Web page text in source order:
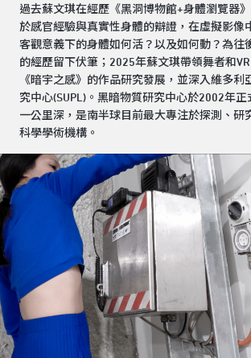
過去蘇文琪在經歷《黑洞博物館+身體瀏覽器
於感官經驗與真實性身體的辯證，在虛擬影像
客觀意義下的身體如何活？以及如何動？為往
的經歷留下伏筆；2025年蘇文琪帶領舞者和
《暗宇之感》的作品研究發展，並深入維多利
究中心(SUPL)。黑暗物質研究中心於2002年
一公里深，是南半球目前最大專注於探測、研
科學學術機構。